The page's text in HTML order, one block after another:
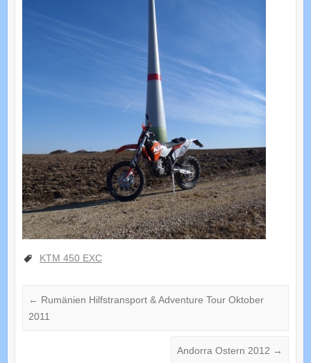
KTM 450 EXC
← Rumänien Hilfstransport & Adventure Tour Oktober
2011
Andorra Ostern 2012 →